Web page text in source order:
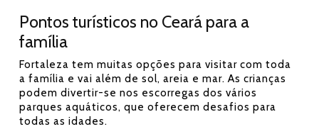
Pontos turísticos no Ceará para a
família
Fortaleza tem muitas opções para visitar com toda
a família e vai além de sol, areia e mar. As crianças
podem divertir-se nos escorregas dos vários
parques aquáticos, que oferecem desafios para
todas as idades.